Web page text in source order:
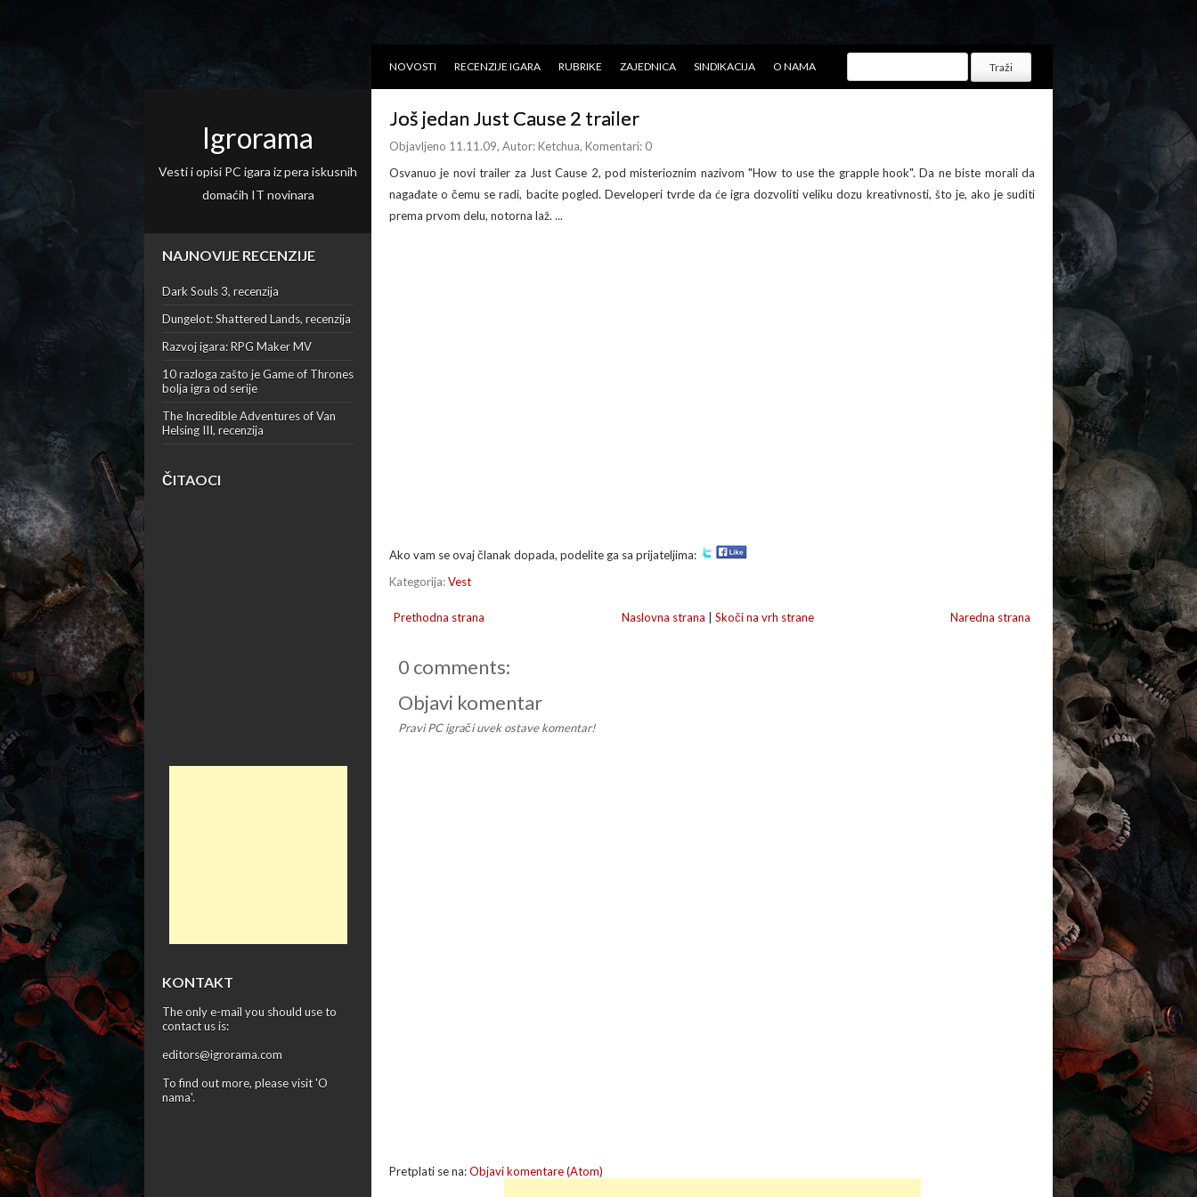
NOVOSTI RECENZIJE IGARA RUBRIKE ZAJEDNICA SINDIKACIJA O NAMA
Igrorama
Vesti i opisi PC igara iz pera iskusnih
domaćih IT novinara
NAJNOVIJE RECENZIJE
Dark Souls 3, recenzija
Dungelot: Shattered Lands, recenzija
Razvoj igara: RPG Maker MV
10 razloga zašto je Game of Thrones
bolja igra od serije
The Incredible Adventures of Van
Helsing III, recenzija
ČITAOCI
KONTAKT
The only e-mail you should use to
contact us is:
editors@igrorama.com
To find out more, please visit 'O
nama'.
Još jedan Just Cause 2 trailer
Objavljeno 11.11.09, Autor:Ketchua, Komentari: 0
Osvanuo je novi trailer za Just Cause 2, pod misterioznim nazivom "How to use the grapple hook". Da ne biste morali da
nagađate o čemu se radi, bacite pogled. Developeri tvrde da će igra dozvoliti veliku dozu kreativnosti, što je, ako je suditi
prema prvom delu, notorna laž. ...
Ako vam se ovaj članak dopada, podelite ga sa prijateljima:
Kategorija:Vest
Naredna strana
Prethodna strana Naslovna strana Skoči na vrh strane
0 comments:
Objavi komentar
Pravi PC igrači uvek ostave komentar!
Pretplati se na:Objavi komentare (Atom)